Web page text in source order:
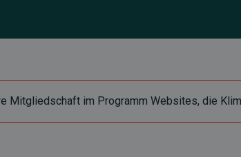
Mitgliedschaft im Programm Websites, die